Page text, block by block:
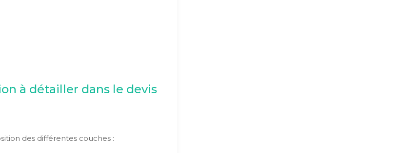
à détailler dans le devis
des différentes couches :